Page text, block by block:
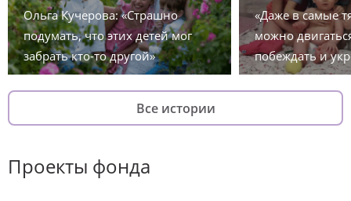
Ольга Кучерова: «Страшно
подумать, что этих детей мог
забрать кто-то другой»
«Даже в самые
можно
побеждать и
Все истории
Проекты фонда